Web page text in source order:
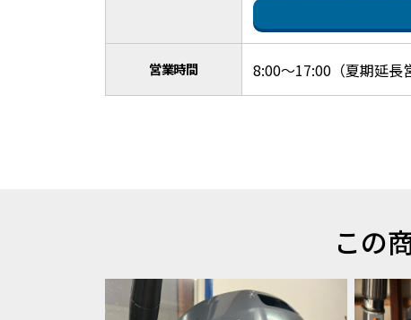
営業時間 8:00～17:00（夏期延長
この